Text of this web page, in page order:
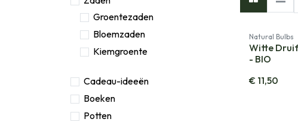
Groentezaden
Bloemzaden
Kiemgroente
Cadeau-ideeën
Boeken
Potten
Natural Bulbs
Witte
- BIO
€ 11,50